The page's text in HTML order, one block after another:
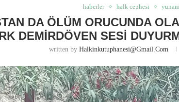
haberler halk cephesi
DA ÖLÜM ORUCUNDA
DEMIRDÖVEN SESI
written by Halkinkutuphanesi@gmail.com